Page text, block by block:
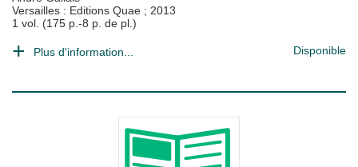
Versailles : Editions Quae ; 2013
1 vol. (175 p.-8 p. de pl.)
Plus d'information... Disponible